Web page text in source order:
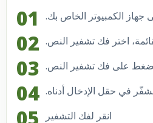
الكمبيوتر الخاص بك.
اختر فك تشفير النص.
على فك تشفير النص.
في حقل الإدخال أدناه.
انقر لفك التشفير